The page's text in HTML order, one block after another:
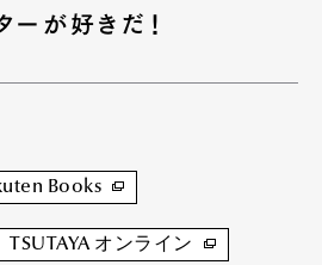
ーが好きだ！
Books
TSUTAYA オンライン